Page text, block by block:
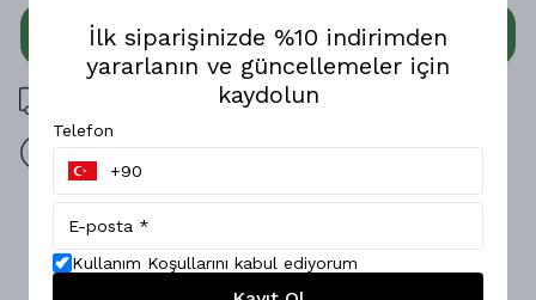
WHATSAPP
3000 TL üzeri ücretsiz kargo
14 gün içinde iade değişim
Ürün Açıklaması
Minimal tarzı ve rahat kalıbıyla öne çıkan bu ince fitilli
oversize gömlek, konforu ve stili bir arada sunar.; Dokusu
İlk siparişinizde %10 indirimden
yararlanın ve güncellemeler için
kaydolun
Telefon
Kullanım Koşullarını kabul ediyorum